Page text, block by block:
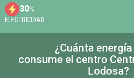
30%
ELECTRICIDAD
¿Cuánta
consume el centro
Lodosa?